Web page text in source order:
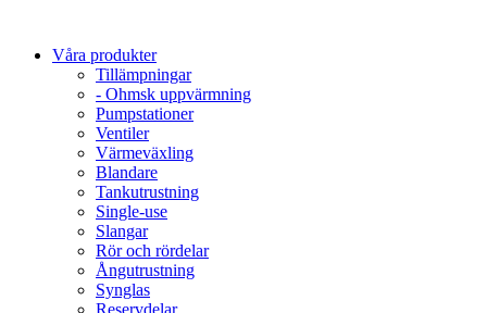
Våra produkter
Tillämpningar
- Ohmsk uppvärmning
Pumpstationer
Ventiler
Värmeväxling
Blandare
Tankutrustning
Single-use
Slangar
Rör och rördelar
Ångutrustning
Synglas
Reservdelar